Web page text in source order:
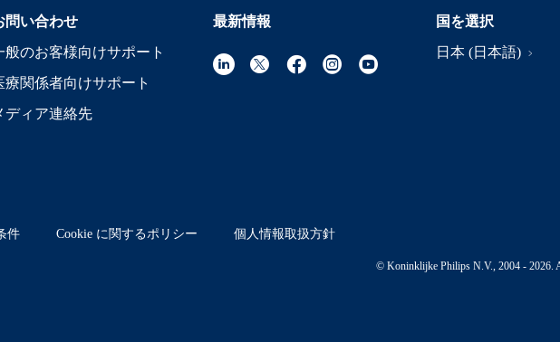
問い合わせ
般のお客様向けサポート
療関係者向けサポート
ディア連絡先
最新情報
国を選択
日本 (日本語)
件 Cookie に関するポリシー 個人情報取扱方針
© Koninklijke Philips N.V., 2004 - 2026.